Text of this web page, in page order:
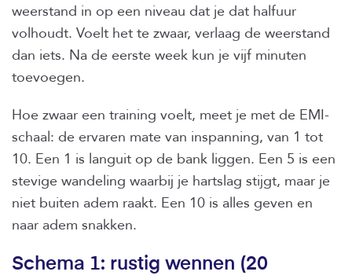
weerstand in op een niveau dat je dat halfuur
volhoudt. Voelt het te zwaar, verlaag de weerstand
dan iets. Na de eerste week kun je vijf minuten
toevoegen.
Hoe zwaar een training voelt, meet je met de EMI-
schaal: de ervaren mate van inspanning, van 1 tot
10. Een 1 is languit op de bank liggen. Een 5 is een
stevige wandeling waarbij je hartslag stijgt, maar je
niet buiten adem raakt. Een 10 is alles geven en
naar adem snakken.
Schema 1: rustig wennen (20